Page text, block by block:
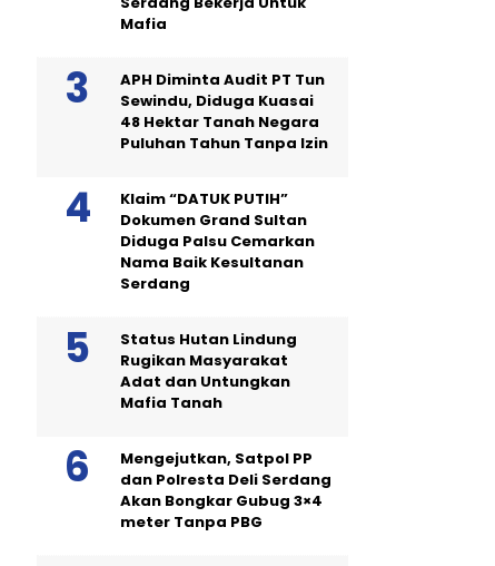
Mafia
APH Diminta Audit PT Tun
Sewindu, Diduga Kuasai
48 Hektar Tanah Negara
Puluhan Tahun Tanpa Izin
Klaim “DATUK PUTIH”
Dokumen Grand Sultan
Diduga Palsu Cemarkan
Nama Baik Kesultanan
Serdang
Status Hutan Lindung
Rugikan Masyarakat
Adat dan Untungkan
Mafia Tanah
Mengejutkan, Satpol PP
dan Polresta Deli Serdang
Akan Bongkar Gubug 3×4
meter Tanpa PBG